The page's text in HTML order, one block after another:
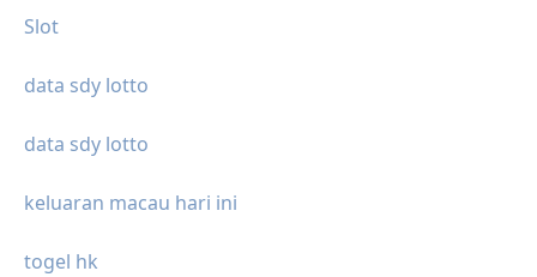
Slot
data sdy lotto
data sdy lotto
keluaran macau hari ini
togel hk